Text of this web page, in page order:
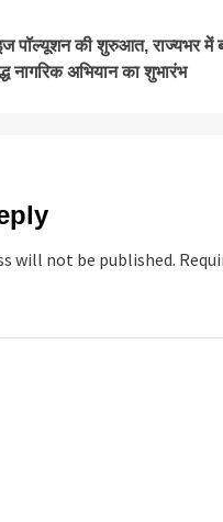
पॉल्यूशन की शुरुआत, राज्यभर में
नागरिक अभियान का शुभारंभ
will not be published.